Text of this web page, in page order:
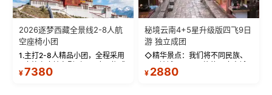
2026逐梦西藏全景线2-8人航
空座椅小团
1.主打2-8人精品小团，全程采用
座舱），提供VIP级别的舒适出行
¥7380
秘境云南4+5星升级版四飞9日
游 独立成团
◇精华景点：我们将不同民族、
—【大理古城、丽江古城、香格
¥ 2880